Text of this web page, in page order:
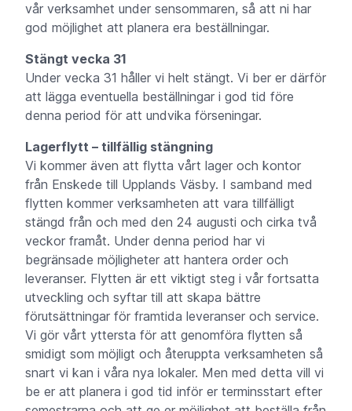
vår verksamhet under sensommaren, så att ni har
god möjlighet att planera era beställningar.
Stängt vecka 31
Under vecka 31 håller vi helt stängt. Vi ber er därför
att lägga eventuella beställningar i god tid före
denna period för att undvika förseningar.
Lagerflytt – tillfällig stängning
Vi kommer även att flytta vårt lager och kontor
från Enskede till Upplands Väsby. I samband med
flytten kommer verksamheten att vara tillfälligt
stängd från och med den 24 augusti och cirka två
veckor framåt. Under denna period har vi
begränsade möjligheter att hantera order och
leveranser. Flytten är ett viktigt steg i vår fortsatta
utveckling och syftar till att skapa bättre
förutsättningar för framtida leveranser och service.
Vi gör vårt yttersta för att genomföra flytten så
smidigt som möjligt och återuppta verksamheten så
snart vi kan i våra nya lokaler. Men med detta vill vi
be er att planera i god tid inför er terminsstart efter